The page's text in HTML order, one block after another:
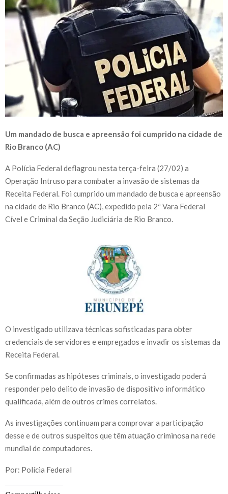
Um mandado de busca e apreensão foi cumprido na cidade de
Rio Branco (AC)
A Polícia Federal deflagrou nesta terça-feira (27/02) a
Operação Intruso para combater a invasão de sistemas da
Receita Federal. Foi cumprido um mandado de busca e apreensão
na cidade de Rio Branco (AC), expedido pela 2ª Vara Federal
Cível e Criminal da Seção Judiciária de Rio Branco.
O investigado utilizava técnicas sofisticadas para obter
credenciais de servidores e empregados e invadir os sistemas da
Receita Federal.
Se confirmadas as hipóteses criminais, o investigado poderá
responder pelo delito de invasão de dispositivo informático
qualificada, além de outros crimes correlatos.
As investigações continuam para comprovar a participação
desse e de outros suspeitos que têm atuação criminosa na rede
mundial de computadores.
Por: Polícia Federal